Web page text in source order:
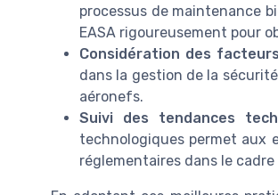
processus de maintenance
EASA rigoureusement pour
Considération des
dans la gestion de la
aéronefs.
Suivi des tendances
technologiques permet aux
réglementaires dans le